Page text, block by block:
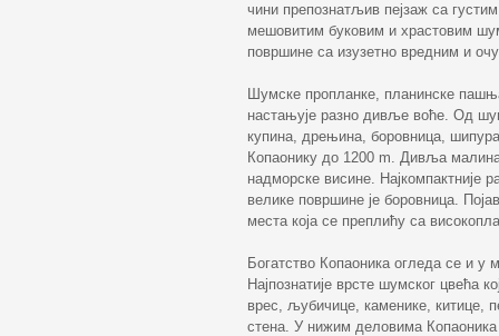
чини препознатљив пејзаж са
мешовитим буковим и храстовим
површине са изузетно вредним и
Шумске пропланке, планинске
настањује разно дивље воће. Од
купина, дрењина, боровница,
Копаонику до 1200 m. Дивља
надморске висине. Најкомпактније
велике површине је боровница.
места која се преплићу са
Богатство Копаоника огледа се и у
Најпознатије врсте шумског цвећа
врес, љубичице, каменике, китице,
стена. У нижим деловима